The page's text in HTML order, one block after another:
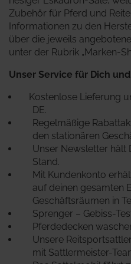
Zubehör für Pferd und
Informationen zu den
über die jeweils
unter der Rubrik „Marken-
Unser Service für Dich
Kostenlose Lieferung
DE.
Regelmäßige
den stationären
Unser Newsletter hält
Stand.
Mit Kundenkonto
auf deinen gesamten
Geschäftsräumen in
Sprenger – Gebiss-
Pferdedecken
Unsere
mit Sattlermeister-